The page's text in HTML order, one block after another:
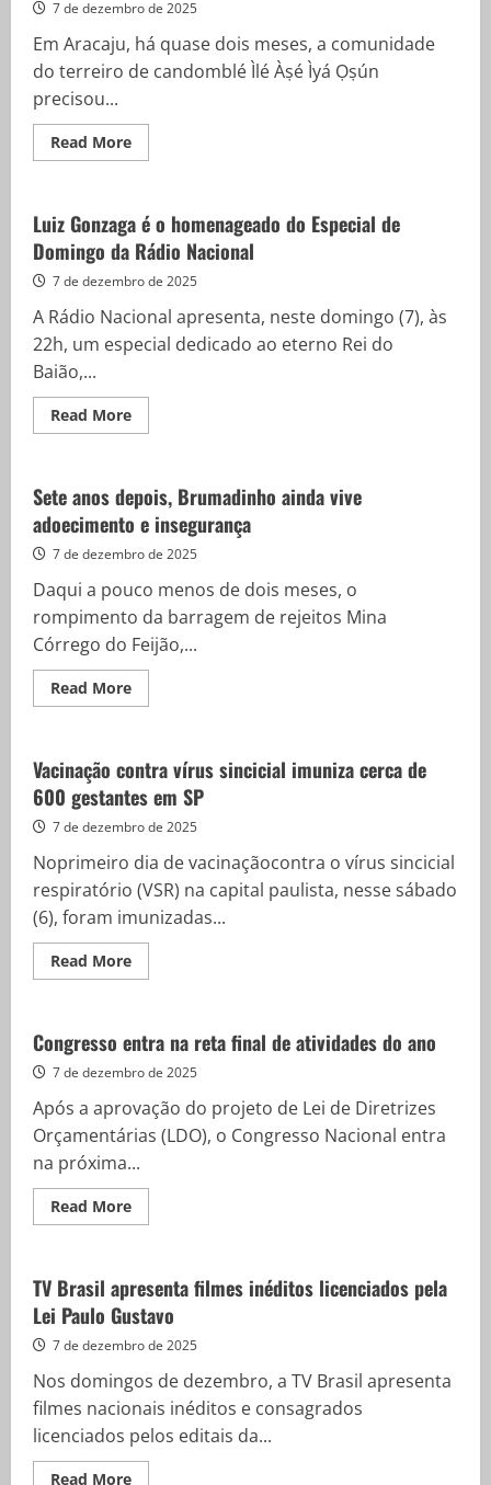
já
60
mil
chinelos
7 de dezembro de 2025
Em Aracaju, há quase dois meses, a comunidade
do terreiro de candomblé Ìlé Àṣé Ìyá Ọṣún
precisou...
Read MoreRead
more
76%
dos
terreiros
no
Brasil
violências
Luiz Gonzaga é o homenageado do Especial de
Domingo da Rádio Nacional
7 de dezembro de 2025
A Rádio Nacional apresenta, neste domingo (7), às
22h, um especial dedicado ao eterno Rei do
Baião,...
Read MoreRead
more
é
o
homenageado
do
Especial
Domingo
da
Rádio
Nacional
Sete anos depois, Brumadinho ainda vive
adoecimento e insegurança
7 de dezembro de 2025
Daqui a pouco menos de dois meses, o
rompimento da barragem de rejeitos Mina
Córrego do Feijão,...
Read MoreRead
more
depois,
Brumadinho
ainda
vive
adoecimento
insegurança
Vacinação contra vírus sincicial imuniza cerca de
600 gestantes em SP
7 de dezembro de 2025
Noprimeiro dia de vacinaçãocontra o vírus sincicial
respiratório (VSR) na capital paulista, nesse sábado
(6), foram imunizadas...
Read MoreRead
more
vírus
sincicial
imuniza
cerca
600
gestantes
em
Congresso entra na reta final de atividades do ano
7 de dezembro de 2025
Após a aprovação do projeto de Lei de Diretrizes
Orçamentárias (LDO), o Congresso Nacional entra
na próxima...
Read MoreRead
more
na
reta
final
de
atividades
ano
TV Brasil apresenta filmes inéditos licenciados pela
Lei Paulo Gustavo
7 de dezembro de 2025
Nos domingos de dezembro, a TV Brasil apresenta
filmes nacionais inéditos e consagrados
licenciados pelos editais da...
Read MoreRead